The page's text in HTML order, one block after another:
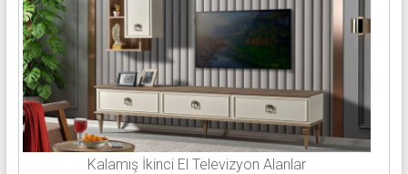
Kalamış İkinci El Televizyon Alanlar